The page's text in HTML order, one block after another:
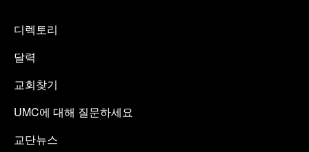
디렉토리
달력
교회찾기
UMC에 대해 질문하세요
교단뉴스